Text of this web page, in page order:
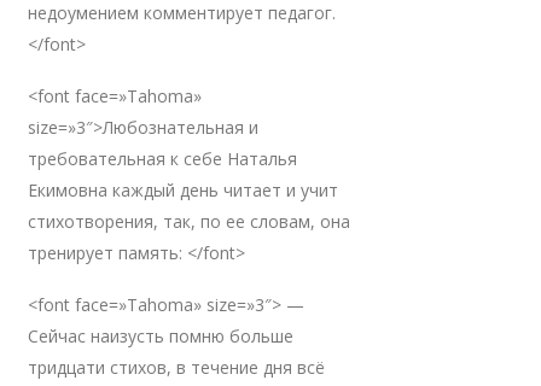
недоумением комментирует педагог.
</font>
<font face=»Tahoma»
size=»3″>Любознательная и
требовательная к себе Наталья
Екимовна каждый день читает и учит
стихотворения, так, по ее словам, она
тренирует память: </font>
<font face=»Tahoma» size=»3″> —
Сейчас наизусть помню больше
тридцати стихов, в течение дня всё